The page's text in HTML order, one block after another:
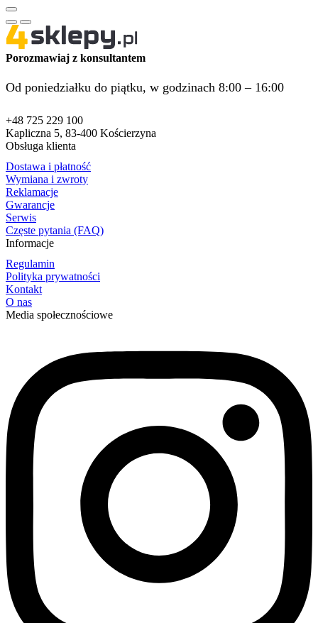
Porozmawiaj z konsultantem
Od poniedziałku do piątku, w godzinach 8:00 – 16:00
+48 725 229 100
Kapliczna 5, 83-400 Kościerzyna
Obsługa klienta
Dostawa i płatność
Wymiana i zwroty
Reklamacje
Gwarancje
Serwis
Częste pytania (FAQ)
Informacje
Regulamin
Polityka prywatności
Kontakt
O nas
Media społecznościowe